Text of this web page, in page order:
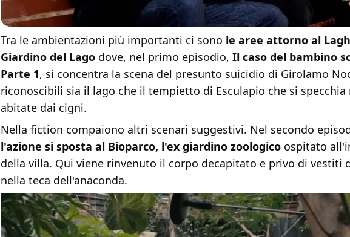
Tra le ambientazioni più importanti ci sono le aree attorno al
Giardino del Lago dove, nel primo episodio, Il caso del bambino
Parte 1, si concentra la scena del presunto suicidio di Girolamo
riconoscibili sia il lago che il tempietto di Esculapio che si specchia
abitate dai cigni.
Nella fiction compaiono altri scenari suggestivi. Nel secondo
l'azione si sposta al Bioparco, l'ex giardino zoologico ospitato
della villa. Qui viene rinvenuto il corpo decapitato e privo di vestiti
nella teca dell'anaconda.